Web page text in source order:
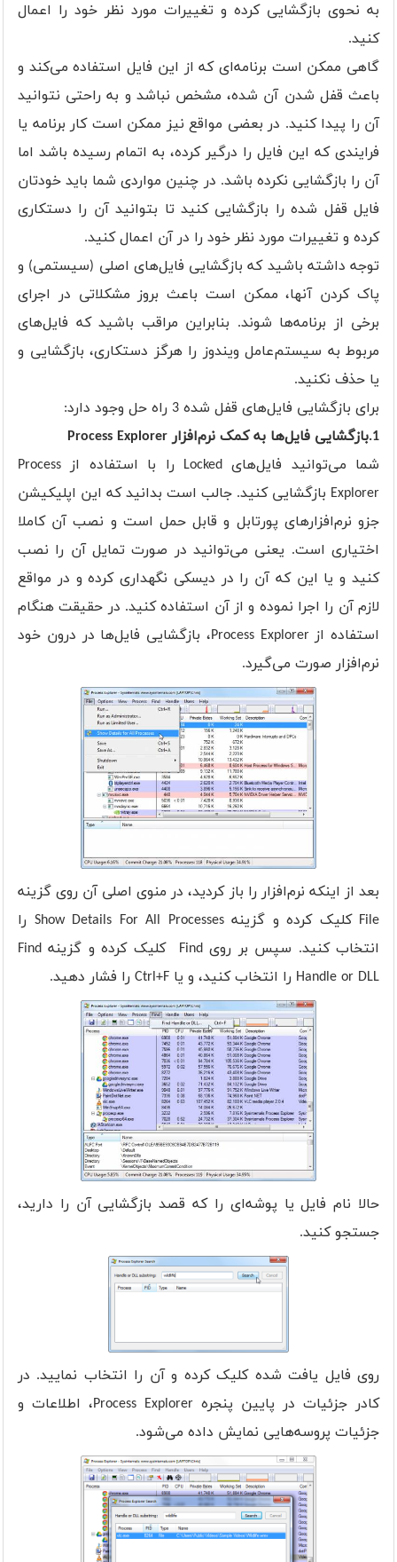
به نحوی بازگشایی کرده و تغییرات مورد نظر خود را اعمال
کنید.
گاهی ممکن است برنامه‌ای که از این فایل‌ استفاده می‌کند و
باعث قفل شدن آن شده، مشخص نباشد و به راحتی نتوانید
آن را پیدا کنید. در بعضی مواقع نیز ممکن است کار برنامه یا
فرایندی که این فایل را درگیر کرده، به اتمام رسیده باشد اما
آن را بازگشایی نکرده باشد. در چنین مواردی شما باید خودتان
فایل قفل شده را بازگشایی کنید تا بتوانید آن را دستکاری
کرده و تغییرات مورد نظر خود را در آن اعمال کنید.
توجه داشته باشید که بازگشایی فایل‌های اصلی (سیستمی) و
پاک کردن آنها، ممکن است باعث بروز مشکلاتی در اجرای
برخی از برنامه‌ها شوند. بنابراین مراقب باشید که فایل‌های
مربوط به سیستم‌عامل ویندوز را هرگز دستکاری، بازگشایی و
یا حذف نکنید.
برای بازگشایی فایل‌های قفل شده 3 راه حل وجود دارد:
1.بازگشایی فایل‌ها به کمک نرم‌افزار Process Explorer
شما می‌توانید فایل‌های Locked را با استفاده از Process
Explorer بازگشایی کنید. جالب است بدانید که این اپلیکیشن
جزو نرم‌افزارهای پورتابل و قابل حمل است و نصب آن کاملا
اختیاری است. یعنی می‌توانید در صورت تمایل آن را نصب
کنید و یا این که آن را در دیسکی نگهداری کرده و در مواقع
لازم آن را اجرا نموده و از آن استفاده کنید. در حقیقت هنگام
استفاده از Process Explorer، بازگشایی فایل‌ها در درون خود
نرم‌افزار صورت می‌گیرد.
بعد از اینکه نرم‌افزار را باز کردید، در منوی اصلی آن روی گزینه
File کلیک کرده و گزینه Show Details For All Processes را
انتخاب کنید. سپس بر روی Find کلیک کرده و گزینه Find
Handle or DLL را انتخاب کنید، و یا Ctrl+F را فشار دهید.
حالا نام فایل یا پوشه‌ای را که قصد بازگشایی آن را دارید،
جستجو کنید.
روی فایل یافت شده کلیک کرده و آن را انتخاب نمایید. در
کادر جزئیات در پایین پنجره Process Explorer، اطلاعات و
جزئیات پروسه‌هایی نمایش داده می‌شود.